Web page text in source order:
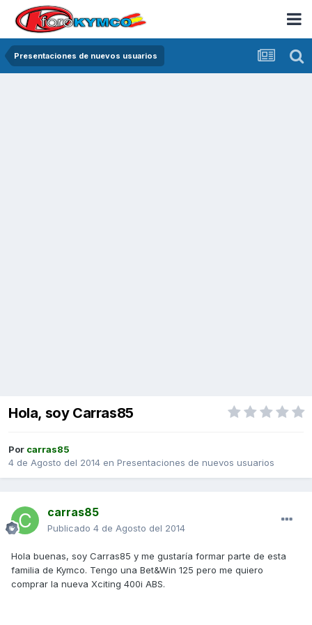
Presentaciones de nuevos usuarios
Hola, soy Carras85
Por carras85
4 de Agosto del 2014 en Presentaciones de nuevos usuarios
carras85
Publicado 4 de Agosto del 2014
Hola buenas, soy Carras85 y me gustaría formar parte de esta
familia de Kymco. Tengo una Bet&Win 125 pero me quiero
comprar la nueva Xciting 400i ABS.